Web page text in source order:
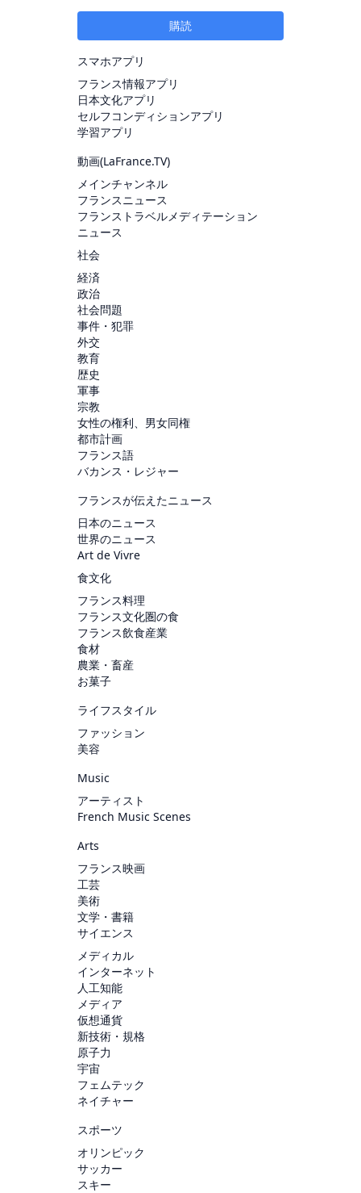
購読
スマホアプリ
フランス情報アプリ
日本文化アプリ
セルフコンディションアプリ
学習アプリ
動画(LaFrance.TV)
メインチャンネル
フランスニュース
フランストラベルメディテーション
ニュース
社会
経済
政治
社会問題
事件・犯罪
外交
教育
歴史
軍事
宗教
女性の権利、男女同権
都市計画
フランス語
バカンス・レジャー
フランスが伝えたニュース
日本のニュース
世界のニュース
Art de Vivre
食文化
フランス料理
フランス文化圏の食
フランス飲食産業
食材
農業・畜産
お菓子
ライフスタイル
ファッション
美容
Music
アーティスト
French Music Scenes
Arts
フランス映画
工芸
美術
文学・書籍
サイエンス
メディカル
インターネット
人工知能
メディア
仮想通貨
新技術・規格
原子力
宇宙
フェムテック
ネイチャー
スポーツ
オリンピック
サッカー
スキー